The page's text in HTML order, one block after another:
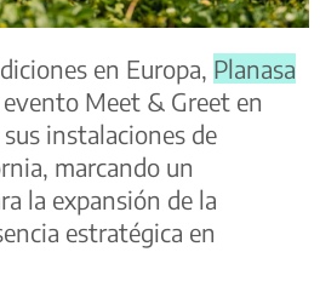
en Europa, Planasa
Meet & Greet en
instalaciones de
marcando un
la expansión de la
estratégica en